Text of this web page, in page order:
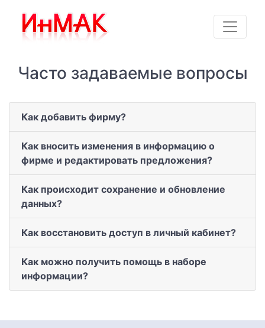
Часто задаваемые вопросы
Как добавить фирму?
Как вносить изменения в информацию о
фирме и редактировать предложения?
Как происходит сохранение и обновление
данных?
Как восстановить доступ в личный кабинет?
Как можно получить помощь в наборе
информации?